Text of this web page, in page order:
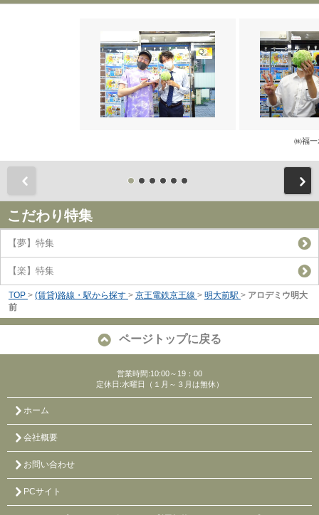
㈱福一
こだわり特集
【夢】特集
【楽】特集
TOP > (賃貸)路線・駅から探す > 京王電鉄京王線 > 明大前駅 > アロデミウ明大
前
ページトップに戻る
営業時間:10:00～19：00
定休日:水曜日（１月～３月は無休）
ホーム
会社概要
お問い合わせ
PCサイト